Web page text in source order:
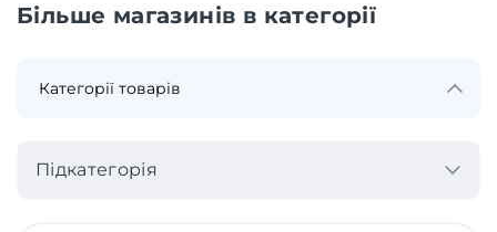
Більше магазинів в категорії
Підкатегорія